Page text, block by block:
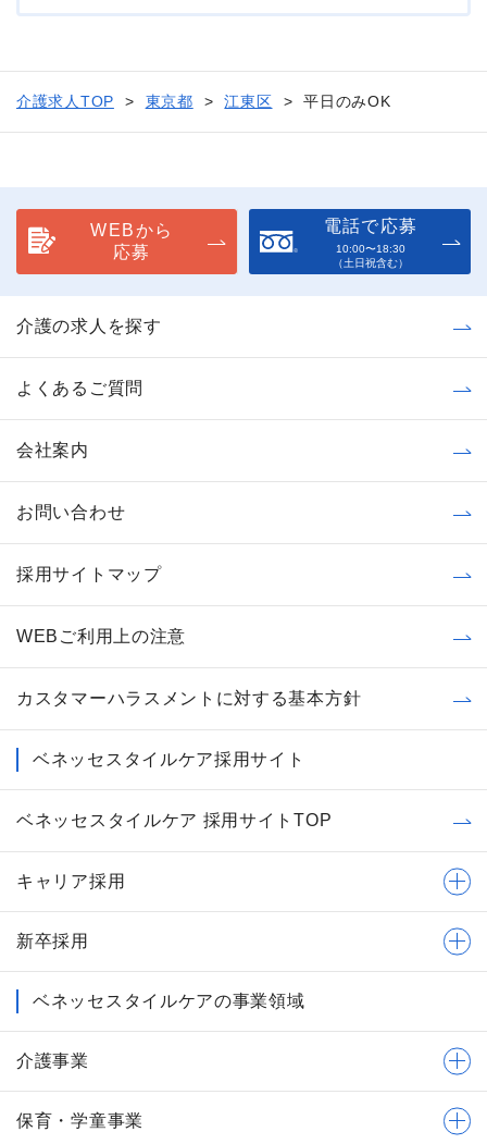
介護求人TOP 東京都 江東区 平日のみOK
WEBから
応募
電話で応募
10:00〜18:30
（土日祝含む）
介護の求人を探す
よくあるご質問
会社案内
お問い合わせ
採用サイトマップ
WEBご利用上の注意
カスタマーハラスメントに対する基本方針
ベネッセスタイルケア採用サイト
ベネッセスタイルケア 採用サイトTOP
キャリア採用
新卒採用
ベネッセスタイルケアの事業領域
介護事業
保育・学童事業